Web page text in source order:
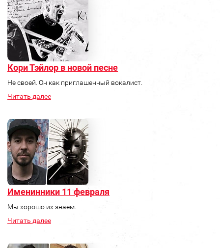
Кори Тэйлор в новой песне
Не своей. Он как приглашенный вокалист.
Читать далее
Именинники 11 февраля
Мы хорошо их знаем.
Читать далее